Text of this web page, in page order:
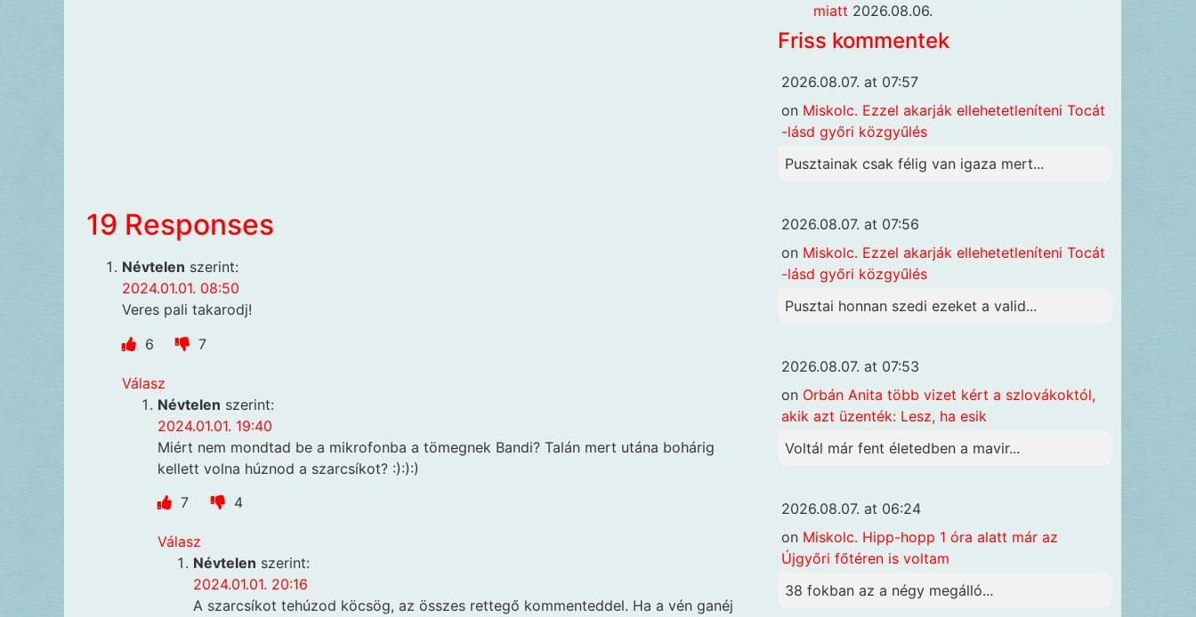
19 Responses
Névtelen szerint:
2024.01.01. 08:50
Veres pali takarodj!
6
7
Válasz
Névtelen szerint:
2024.01.01. 19:40
Miért nem mondtad be a mikrofonba a tömegnek Bandi? Talán mert utána bohárig
kellett volna húznod a szarcsíkot? :):):)
7
4
Válasz
Névtelen szerint:
2024.01.01. 20:16
A szarcsíkot tehúzod köcsög, az összes rettegő kommenteddel. Ha a vén ganéj
miatt 2026.08.06.
Friss kommentek
2026.08.07. at 07:57
on Miskolc. Ezzel akarják ellehetetleníteni Tocát
-lásd győri közgyűlés
Pusztainak csak félig van igaza mert...
2026.08.07. at 07:56
on Miskolc. Ezzel akarják ellehetetleníteni Tocát
-lásd győri közgyűlés
Pusztai honnan szedi ezeket a valid...
2026.08.07. at 07:53
on Orbán Anita több vizet kért a szlovákoktól,
akik azt üzenték: Lesz, ha esik
Voltál már fent életedben a mavir...
2026.08.07. at 06:24
on Miskolc. Hipp-hopp 1 óra alatt már az
Újgyőri főtéren is voltam
38 fokban az a négy megálló...